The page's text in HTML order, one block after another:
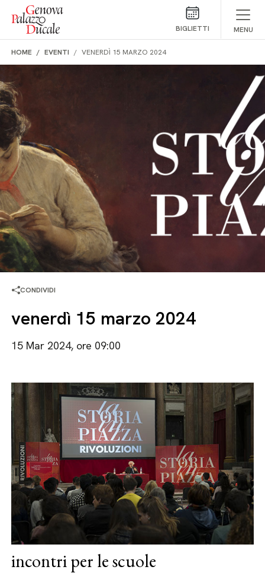
Salta al contenuto
BIGLIETTI MENU
HOME EVENTI VENERDÌ 15 MARZO 2024
CONDIVIDI
venerdì 15 marzo 2024
15 Mar 2024, ore 09:00
incontri per le scuole